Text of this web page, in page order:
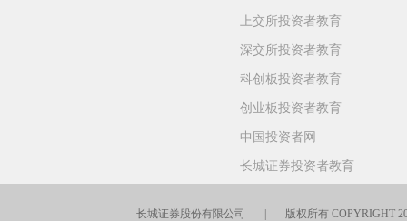
上交所投资者教育
深交所投资者教育
科创板投资者教育
创业板投资者教育
中国投资者网
长城证券投资者教育
长城证券股份有限公司 | 版权所有 COPYRIGHT